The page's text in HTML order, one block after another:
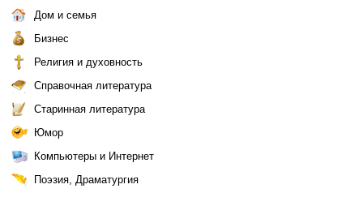
Дом и семья
Бизнес
Религия и духовность
Справочная литература
Старинная литература
Юмор
Компьютеры и Интернет
Поэзия, Драматургия